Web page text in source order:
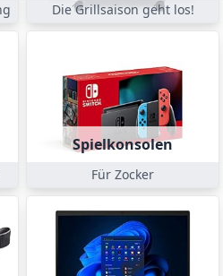
Die Grillsaison geht los!
Spielkonsolen
Für Zocker